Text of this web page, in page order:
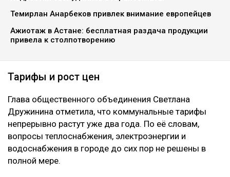
Темирлан Анарбеков привлек внимание европейцев
Ажиотаж в Астане: бесплатная раздача продукции
привела к столпотворению
Тарифы и рост цен
Глава общественного объединения Светлана
Дружинина отметила, что коммунальные тарифы
непрерывно растут уже два года. По её словам,
вопросы теплоснабжения, электроэнергии и
водоснабжения в городе до сих пор не решены в
полной мере.